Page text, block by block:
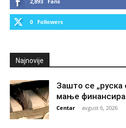
0 Followers
Najnovije
Зашто се „руска
мање финансира
Centar - avgust 6, 2026